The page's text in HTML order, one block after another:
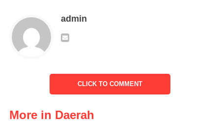
” Hari ini telah dilaksanakan sertijab sekaligus pelantikan Kasi
Intel Kejari Lebak yang baru, dari Pejabat yang lama bapak
Rans Fismi Pasaribu SH MH kepada Andi Indra SH,” ujarnya.
atas kinerja selama ini selaku Kasi Intel yang bisa menimbulkan
kondusifitas Kejaksaan Negeri Lebak dan juga untuk masyarakat
rekan media selama ini,” sambung Kajari Lebak Sulvia Triana.
admin
CLICK TO COMMENT
More in Daerah